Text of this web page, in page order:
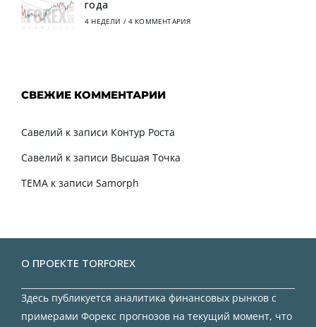
года
4 НЕДЕЛИ / 4 КОММЕНТАРИЯ
СВЕЖИЕ КОММЕНТАРИИ
Савелий к записи Контур Роста
Савелий к записи Высшая Точка
TEMA к записи Samorph
О ПРОЕКТЕ TORFOREX
Здесь публикуется аналитика финансовых рынков с
примерами Форекс прогнозов на текущий момент, что